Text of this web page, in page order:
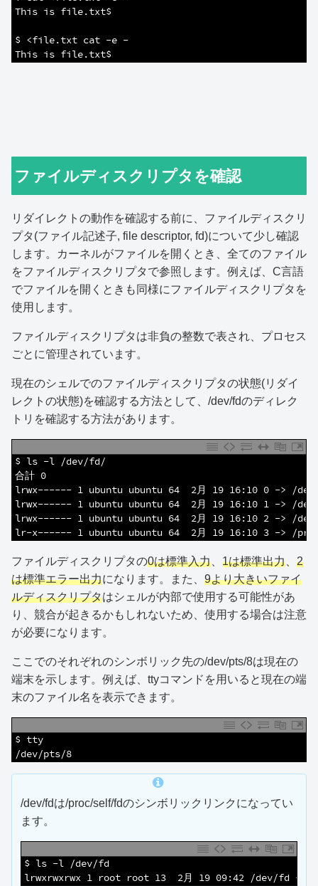
This is file.txt$
$ <file.txt cat -e -
This is file.txt$
ファイルディスクリプタを確認
リダイレクトの動作を確認する前に、ファイルディスクリ
プタ(ファイル記述子, file descriptor, fd)について少し確認
します。カーネルがファイルを開くとき、全てのファイル
をファイルディスクリプタで参照します。例えば、C言語
でファイルを開くときも同様にファイルディスクリプタを
使用します。
ファイルディスクリプタは非負の整数で表され、プロセス
ごとに管理されています。
現在のシェルでのファイルディスクリプタの状態(リダイ
レクトの状態)を確認する方法として、/dev/fdのディレク
トリを確認する方法があります。
$ ls -l /dev/fd/
合計 0
lrwx------ 1 ubuntu ubuntu 64  2月 19 16:10 0 -> /
lrwx------ 1 ubuntu ubuntu 64  2月 19 16:10 1 -> /
lrwx------ 1 ubuntu ubuntu 64  2月 19 16:10 2 -> /
lr-x------ 1 ubuntu ubuntu 64  2月 19 16:10 3 -> /
ファイルディスクリプタの0は標準入力 1は標準出力
2
は標準エラー出力になります。また、 9より大きいファイ
ルディスクリプタはシェルが内部で使用する可能性があ
り、競合が起きるかもしれないため、使用する場合は注意
が必要になります。
ここでのそれぞれのシンボリック先の/dev/pts/8は現在の
端末を示します。例えば、ttyコマンドを用いると現在の端
末のファイル名を表示できます。
$ tty
/dev/pts/8
/dev/fdは/proc/self/fdのシンボリックリンクになってい
ます。
$ ls -l /dev/fd
lrwxrwxrwx 1 root root 13  2月 19 09:42 /dev/fd -